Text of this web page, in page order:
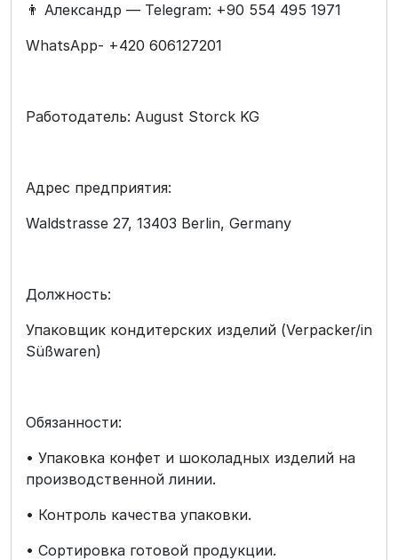
👨 Александр — Telegram: +90 554 495 1971
WhatsApp- +420 606127201
Работодатель: August Storck KG
Адрес предприятия:
Waldstrasse 27, 13403 Berlin, Germany
Должность:
Упаковщик кондитерских изделий (Verpacker/in
Süßwaren)
Обязанности:
• Упаковка конфет и шоколадных изделий на
производственной линии.
• Контроль качества упаковки.
• Сортировка готовой продукции.